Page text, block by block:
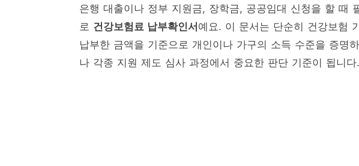
은행 대출이나 정부 지원금, 장학금, 공공임대 신청을 할 때
로 건강보험료 납부확인서 예요. 이 문서는 단순히 건강보험
납부한 금액을 기준으로 개인이나 가구의 소득 수준을 증명
나 각종 지원 제도 심사 과정에서 중요한 판단 기준이 됩니다.